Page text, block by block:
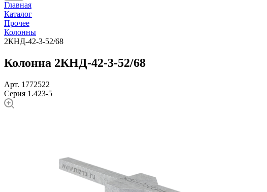
Главная
Каталог
Прочее
Колонны
2КНД-42-3-52/68
Колонна 2КНД-42-3-52/68
Арт. 1772522
Серия 1.423-5